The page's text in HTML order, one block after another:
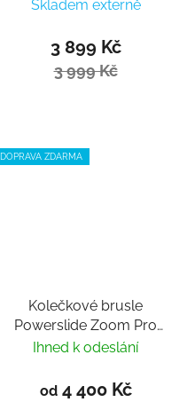
Skladem externě
3 899 Kč
3 999 Kč
DOPRAVA ZDARMA
Kolečkové brusle
Powerslide Zoom Pro
80 Black
Ihned k odeslání
od4 400 Kč